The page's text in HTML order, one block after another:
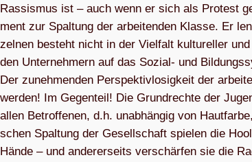
Ras­sis­mus ist – auch wenn er sich als Pro­test
ment zur Spal­tung der arbei­ten­den Klasse. Er
zel­nen besteht nicht in der Viel­falt kul­tu­rel­ler
den Unter­neh­mern auf das Sozial- und
Der zuneh­men­den Per­spek­tiv­lo­sig­keit der
wer­den! Im Gegen­teil! Die Grund­rechte der
allen Betrof­fe­nen, d.h. unab­hän­gig von
schen Spal­tung der Gesell­schaft spie­len die
Hände – und ande­rer­seits ver­schär­fen sie die